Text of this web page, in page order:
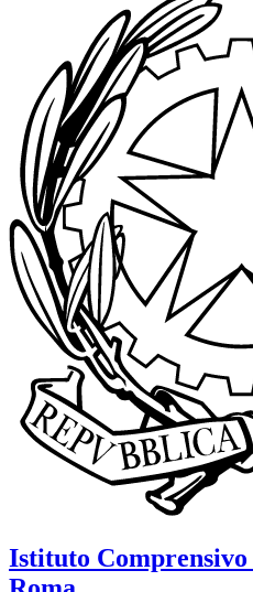
Istituto Comprensivo